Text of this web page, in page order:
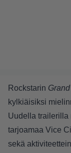
Rockstarin
kylkiäisiksi
Uudella trailerilla
tarjoamaa Vice
sekä